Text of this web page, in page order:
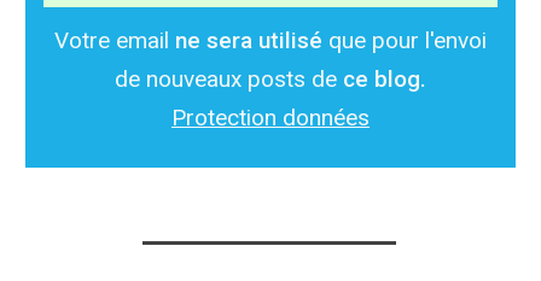
Votre email ne sera utilisé que pour l'envoi
de nouveaux posts de ce blog.
Protection données